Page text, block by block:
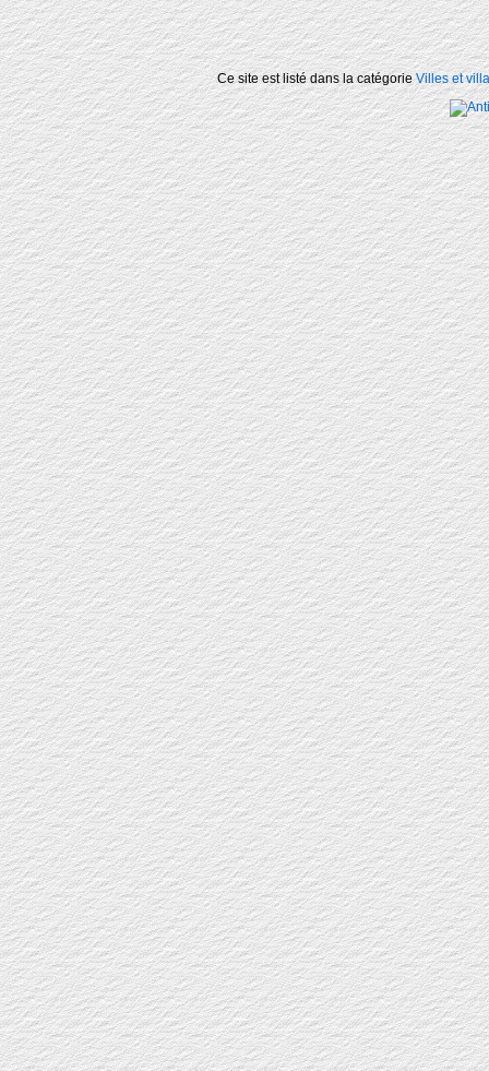
Ce site est listé dans la catégorie Villes et